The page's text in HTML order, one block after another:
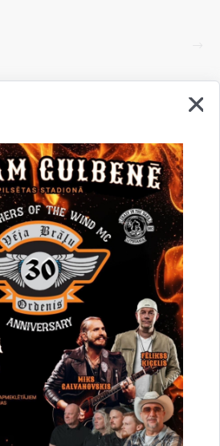
bija noderīga?
atsauksmi